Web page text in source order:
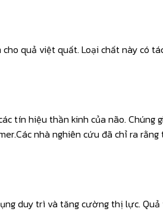
quả việt quất. Loại chất này có
hiệu thần kinh của não. Chúng
nhà nghiên cứu đã chỉ ra
duy trì và tăng cường thị lực.